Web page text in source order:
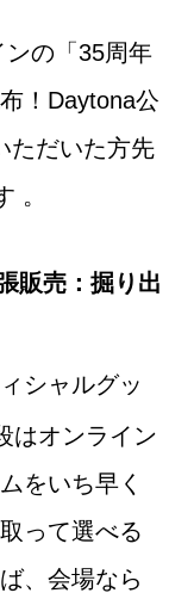
ンの「35周年
！Daytona公
ただいた方先
。
販売：掘り出
シャルグッ
はオンライン
をいち早く
って選べる
、会場なら